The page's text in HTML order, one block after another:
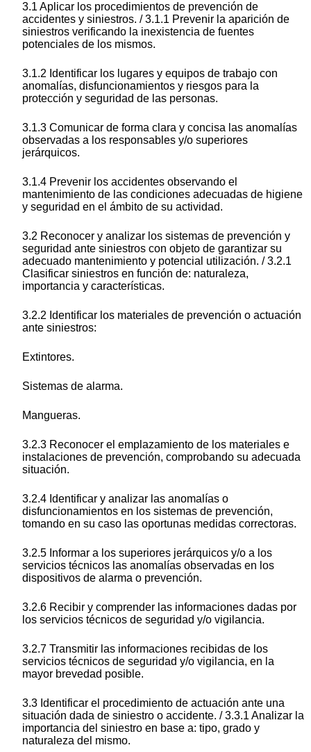
3.1 Aplicar los procedimientos de prevención de
accidentes y siniestros. / 3.1.1 Prevenir la aparición de
siniestros verificando la inexistencia de fuentes
potenciales de los mismos.
3.1.2 Identificar los lugares y equipos de trabajo con
anomalías, disfuncionamientos y riesgos para la
protección y seguridad de las personas.
3.1.3 Comunicar de forma clara y concisa las anomalías
observadas a los responsables y/o superiores
jerárquicos.
3.1.4 Prevenir los accidentes observando el
mantenimiento de las condiciones adecuadas de higiene
y seguridad en el ámbito de su actividad.
3.2 Reconocer y analizar los sistemas de prevención y
seguridad ante siniestros con objeto de garantizar su
adecuado mantenimiento y potencial utilización. / 3.2.1
Clasificar siniestros en función de: naturaleza,
importancia y características.
3.2.2 Identificar los materiales de prevención o actuación
ante siniestros:
Extintores.
Sistemas de alarma.
Mangueras.
3.2.3 Reconocer el emplazamiento de los materiales e
instalaciones de prevención, comprobando su adecuada
situación.
3.2.4 Identificar y analizar las anomalías o
disfuncionamientos en los sistemas de prevención,
tomando en su caso las oportunas medidas correctoras.
3.2.5 Informar a los superiores jerárquicos y/o a los
servicios técnicos las anomalías observadas en los
dispositivos de alarma o prevención.
3.2.6 Recibir y comprender las informaciones dadas por
los servicios técnicos de seguridad y/o vigilancia.
3.2.7 Transmitir las informaciones recibidas de los
servicios técnicos de seguridad y/o vigilancia, en la
mayor brevedad posible.
3.3 Identificar el procedimiento de actuación ante una
situación dada de siniestro o accidente. / 3.3.1 Analizar la
importancia del siniestro en base a: tipo, grado y
naturaleza del mismo.